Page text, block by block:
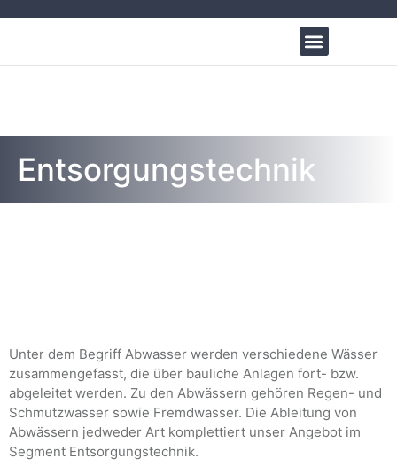
Entsorgungstechnik
Unter dem Begriff Abwasser werden verschiedene Wässer
zusammengefasst, die über bauliche Anlagen fort- bzw.
abgeleitet werden. Zu den Abwässern gehören Regen- und
Schmutzwasser sowie Fremdwasser. Die Ableitung von
Abwässern jedweder Art komplettiert unser Angebot im
Segment Entsorgungstechnik.